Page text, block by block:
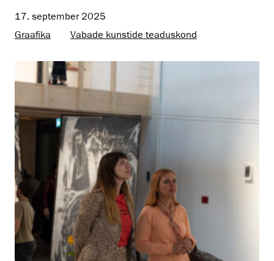
17. september 2025
Graafika
Vabade kunstide teaduskond